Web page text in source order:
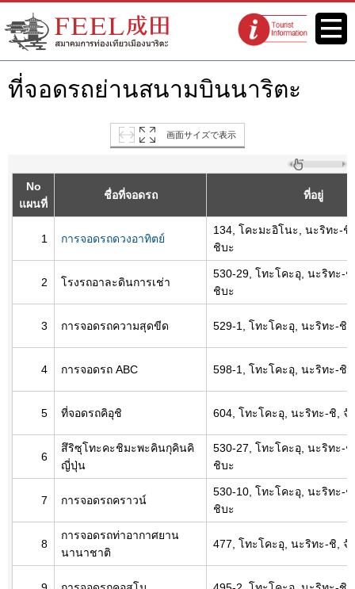
เว็บไซต์สมาคมการท่องเที่ยวเมือง
นาริตะ FEEL นาริตะ
จุดแนะนำนัก
ท่องเที่ยว
เมนู
ที่จอดรถย่านสนามบินนาริตะ
画面サイズで表示
No
แผนที่
ชื่อที่จอดรถ ที่อยู่
1 การจอดรถดวงอาทิตย์
134, โคะมะอิโนะ, นะริทะ-ชิ
ชิบะ
2 โรงรถอาละดินการเช่า
530-29, โทะโคะอุ, นะริทะ-
ชิบะ
3 การจอดรถความสุดขีด 529-1, โทะโคะอุ, นะริทะ-ชิ,
4 การจอดรถ ABC 598-1, โทะโคะอุ, นะริทะ-ชิ,
5 ที่จอดรถคิอุชิ 604, โทะโคะอุ, นะริทะ-ชิ, จั
6
สึริซุโทะคะชิมะพะคินกุคินคิ
ญี่ปุ่น
530-27, โทะโคะอุ, นะริทะ-
ชิบะ
7 การจอดรถคราวน์
530-10, โทะโคะอุ, นะริทะ-
ชิบะ
8
การจอดรถท่าอากาศยาน
นานาชาติ
477, โทะโคะอุ, นะริทะ-ชิ, จั